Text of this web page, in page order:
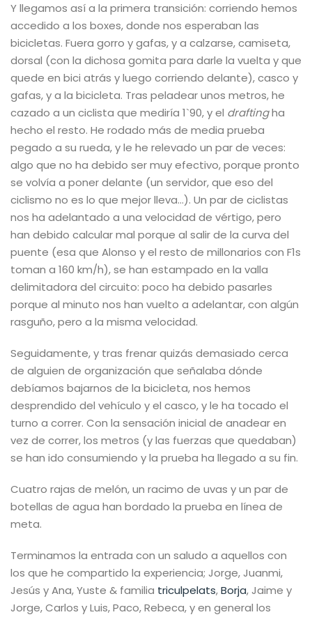
Y llegamos así a la primera transición: corriendo hemos
accedido a los boxes, donde nos esperaban las
bicicletas. Fuera gorro y gafas, y a calzarse, camiseta,
dorsal (con la dichosa gomita para darle la vuelta y que
quede en bici atrás y luego corriendo delante), casco y
gafas, y a la bicicleta. Tras peladear unos metros, he
cazado a un ciclista que mediría 1`90, y el draftingha
hecho el resto. He rodado más de media prueba
pegado a su rueda, y le he relevado un par de veces:
algo que no ha debido ser muy efectivo, porque pronto
se volvía a poner delante (un servidor, que eso del
ciclismo no es lo que mejor lleva…). Un par de ciclistas
nos ha adelantado a una velocidad de vértigo, pero
han debido calcular mal porque al salir de la curva del
puente (esa que Alonso y el resto de millonarios con F1s
toman a 160 km/h), se han estampado en la valla
delimitadora del circuito: poco ha debido pasarles
porque al minuto nos han vuelto a adelantar, con algún
rasguño, pero a la misma velocidad.
Seguidamente, y tras frenar quizás demasiado cerca
de alguien de organización que señalaba dónde
debíamos bajarnos de la bicicleta, nos hemos
desprendido del vehículo y el casco, y le ha tocado el
turno a correr. Con la sensación inicial de anadear en
vez de correr, los metros (y las fuerzas que quedaban)
se han ido consumiendo y la prueba ha llegado a su fin.
Cuatro rajas de melón, un racimo de uvas y un par de
botellas de agua han bordado la prueba en línea de
meta.
Terminamos la entrada con un saludo a aquellos con
los que he compartido la experiencia; Jorge, Juanmi,
Jesús y Ana, Yuste & familia triculpelats,Borja, Jaime y
Jorge, Carlos y Luis, Paco, Rebeca, y en general los